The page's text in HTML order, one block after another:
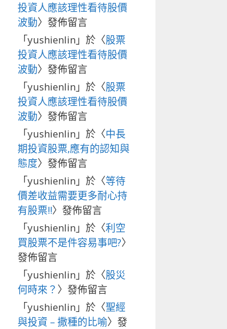
投資人應該理性看待股價
波動〉發佈留言
「yushienlin 」於〈股票
投資人應該理性看待股價
波動〉發佈留言
「yushienlin 」於〈股票
投資人應該理性看待股價
波動〉發佈留言
「yushienlin 」於〈中長
期投資股票,應有的認知與
態度〉發佈留言
「yushienlin 」於〈等待
價差收益需要更多耐心持
有股票!!〉發佈留言
「yushienlin 」於〈利空
買股票不是件容易事吧?〉
發佈留言
「yushienlin 」於〈股災
何時來？ 〉發佈留言
「yushienlin 」於〈聖經
與投資 – 撒種的比喻〉發